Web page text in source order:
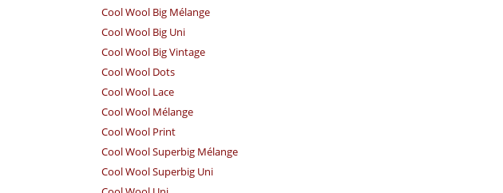
Cool Wool Big Mélange
Cool Wool Big Uni
Cool Wool Big Vintage
Cool Wool Dots
Cool Wool Lace
Cool Wool Mélange
Cool Wool Print
Cool Wool Superbig Mélange
Cool Wool Superbig Uni